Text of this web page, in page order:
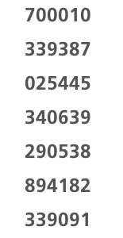
700010
339387
025445
340639
290538
894182
339091